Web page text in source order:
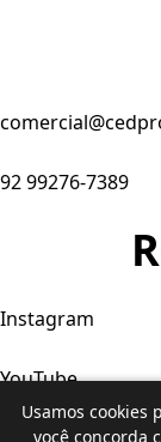
Usamos cookies
você concorda
92 99276-7389
Instagram
YouTube